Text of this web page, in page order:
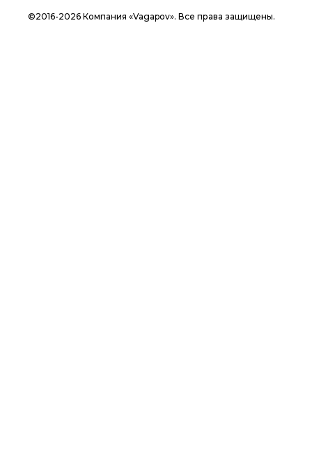
©2016-2026 Компания «Vagapov». Все права защищены.